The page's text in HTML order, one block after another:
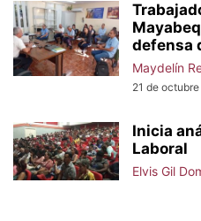
defensa
Maydelín
21 de
Inicia
Laboral
Elvis Gil